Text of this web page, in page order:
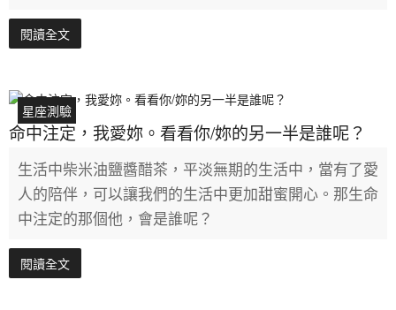
閱讀全文
星座測驗
命中注定，我愛妳。看看你/妳的另一半是誰呢？
生活中柴米油鹽醬醋茶，平淡無期的生活中，當有了愛
人的陪伴，可以讓我們的生活中更加甜蜜開心。那生命
中注定的那個他，會是誰呢？
閱讀全文